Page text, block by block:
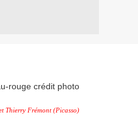
Thierry Frémont (Picasso)